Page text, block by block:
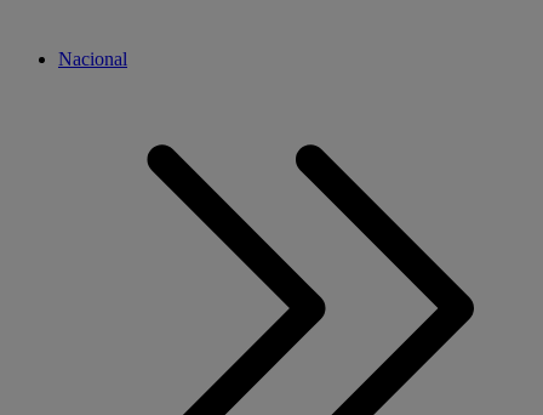
Nacional